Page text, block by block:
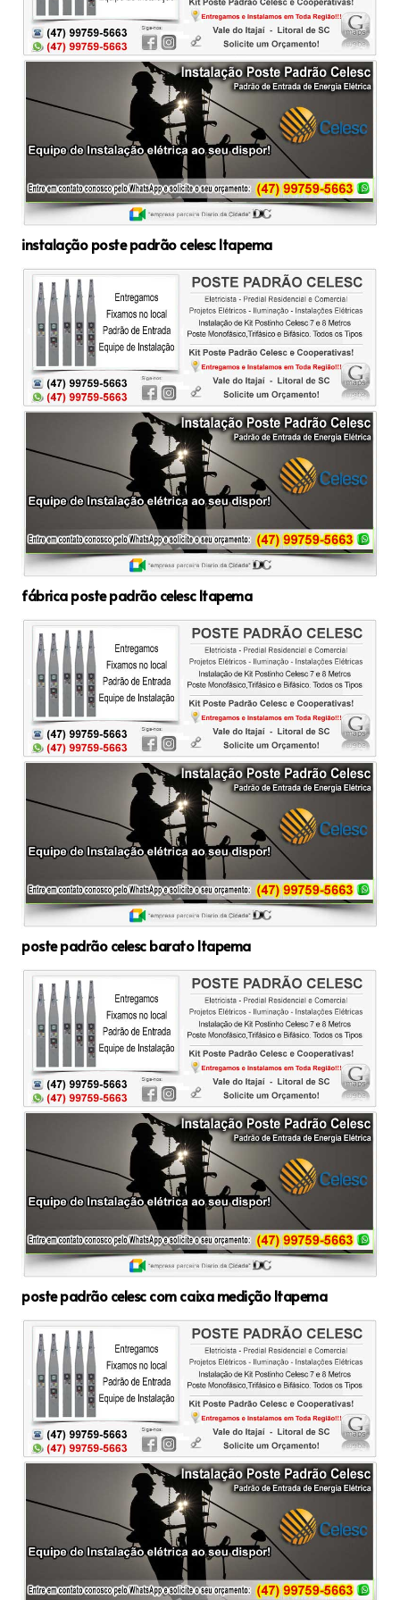
instalação poste padrão celesc Itapema
fábrica poste padrão celesc Itapema
poste padrão celesc barato Itapema
poste padrão celesc com caixa medição Itapema